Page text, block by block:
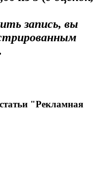
запись, вы
"Рекламная